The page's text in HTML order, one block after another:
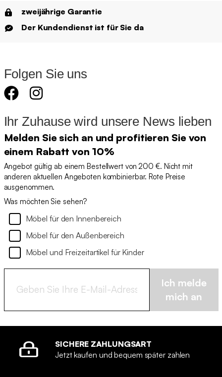
zweijährige Garantie
Der Kundendienst ist für Sie da
Folgen Sie uns
Ihr Zuhause wird unsere News lieben
Melden Sie sich an und profitieren Sie von
einem Rabatt von 10%
Angebot gültig ab einem Bestellwert von 200 €. Nicht mit
anderen aktuellen Angeboten kombinierbar. Rote Preise
ausgenommen.
Was möchten Sie sehen?
Möbel für den Innenbereich
Möbel für den Außenbereich
Möbel und Freizeitartikel für Kinder
Ich melde
mich an
SICHERE ZAHLUNGSART
Jetzt kaufen und bequem später zahlen